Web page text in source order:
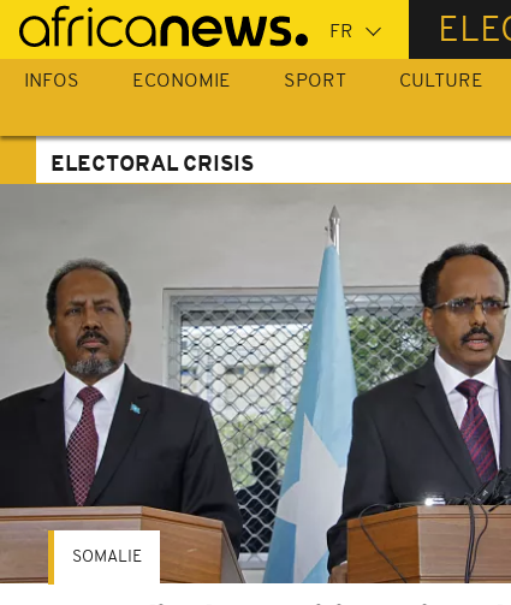
Passer
au
contenu
INFOS ECONOMIE SPORT CULTURE
ELECTORAL CRISIS
SOMALIE